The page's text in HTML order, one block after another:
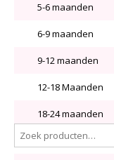
5-6 maanden
6-9 maanden
9-12 maanden
12-18 Maanden
18-24 maanden
2- 4 jaar